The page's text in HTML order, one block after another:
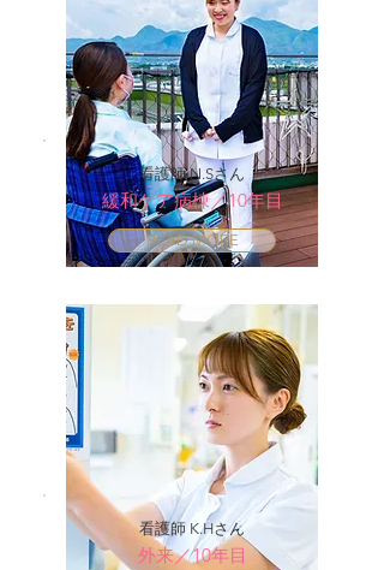
看護師 N.Sさん
緩和ケア病棟／10年目
READ MORE
看護師 K.Hさん
外来／10年目